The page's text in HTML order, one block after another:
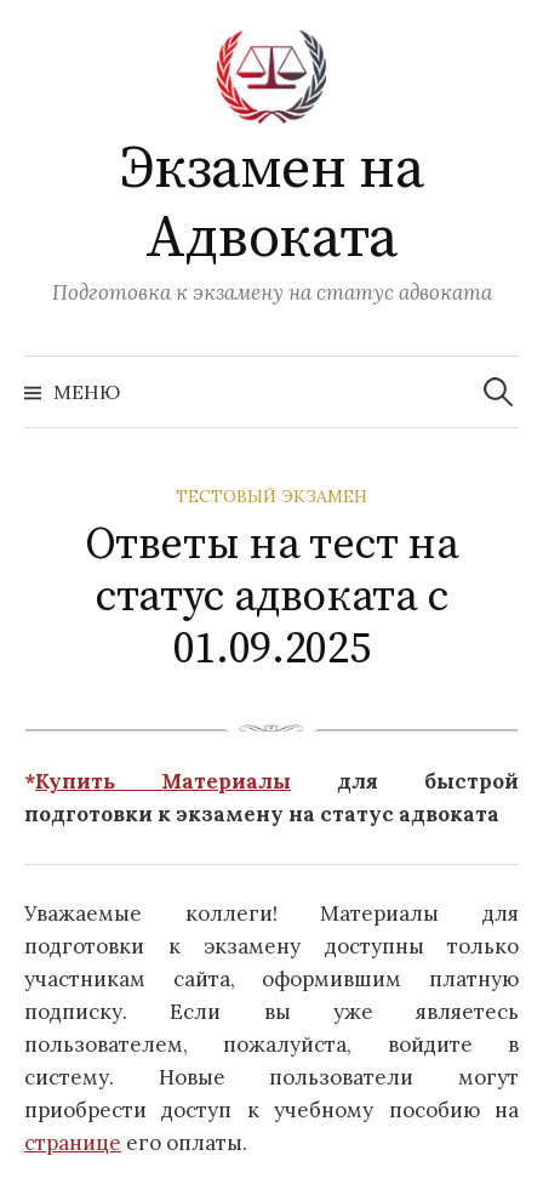
Экзамен на
Адвоката
Подготовка к экзамену на статус адвоката
МЕНЮ
Найти:
ТЕСТОВЫЙ ЭКЗАМЕН
Ответы на тест на
статус адвоката с
01.09.2025
*Купить Материалы для быстрой
подготовки к экзамену на статус адвоката
Уважаемые коллеги! Материалы для
подготовки к экзамену доступны только
участникам сайта, оформившим платную
подписку. Если вы уже являетесь
пользователем, пожалуйста, войдите в
систему. Новые пользователи могут
приобрести доступ к учебному пособию на
странице его оплаты.